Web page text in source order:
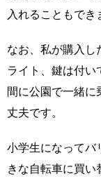
入れることもでき
なお、私が購入し
ライト、鍵は付い
間に公園で一緒に
丈夫です。
小学生になってバ
きな自転車に買い